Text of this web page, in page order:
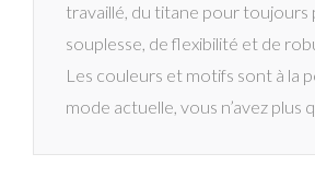
travaillé, du titane pour toujours
souplesse, de flexibilité et de
Les couleurs et motifs sont à la
mode actuelle, vous n’avez plus